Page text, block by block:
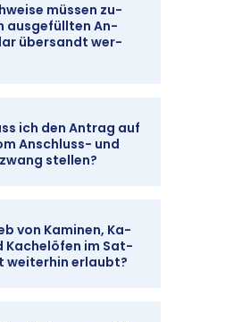
müs­sen zu­
aus­ge­füll­ten An­
über­sandt wer­
ich den An­trag auf
An­schluss- und
stel­len?
von Ka­mi­nen, Ka­
Ka­chel­öfen im Sat­
wei­ter­hin er­laubt?